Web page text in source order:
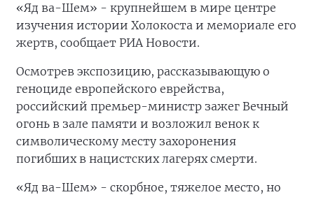
«Яд ва-Шем» - крупнейшем в мире центре
изучения истории Холокоста и мемориале его
жертв, сообщает РИА Новости.
Осмотрев экспозицию, рассказывающую о
геноциде европейского еврейства,
российский премьер-министр зажег Вечный
огонь в зале памяти и возложил венок к
символическому месту захоронения
погибших в нацистских лагерях смерти.
«Яд ва-Шем» - скорбное, тяжелое место, но